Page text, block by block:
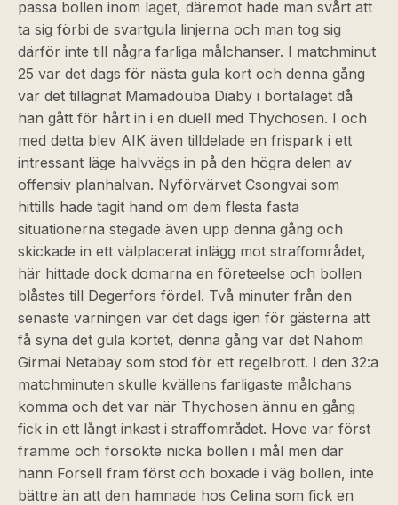
passa bollen inom laget, däremot hade man svårt att
ta sig förbi de svartgula linjerna och man tog sig
därför inte till några farliga målchanser. I matchminut
25 var det dags för nästa gula kort och denna gång
var det tillägnat Mamadouba Diaby i bortalaget då
han gått för hårt in i en duell med Thychosen. I och
med detta blev AIK även tilldelade en frispark i ett
intressant läge halvvägs in på den högra delen av
offensiv planhalvan. Nyförvärvet Csongvai som
hittills hade tagit hand om dem flesta fasta
situationerna stegade även upp denna gång och
skickade in ett välplacerat inlägg mot straffområdet,
här hittade dock domarna en företeelse och bollen
blåstes till Degerfors fördel. Två minuter från den
senaste varningen var det dags igen för gästerna att
få syna det gula kortet, denna gång var det Nahom
Girmai Netabay som stod för ett regelbrott. I den 32:a
matchminuten skulle kvällens farligaste målchans
komma och det var när Thychosen ännu en gång
fick in ett långt inkast i straffområdet. Hove var först
framme och försökte nicka bollen i mål men där
hann Forsell fram först och boxade i väg bollen, inte
bättre än att den hamnade hos Celina som fick en